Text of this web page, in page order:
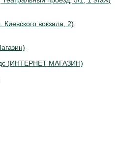
вокзала, 2)
(ИНТЕРНЕТ МАГАЗИН)